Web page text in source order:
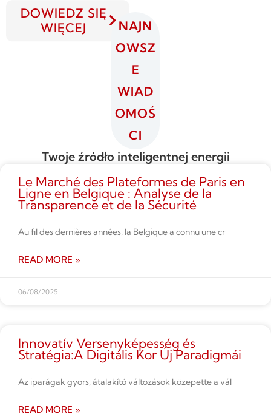
DOWIEDZ SIĘ
WIĘCEJ
NAJN
OWSZ
E
WIAD
OMOŚ
CI
Twoje źródło inteligentnej energii
Le Marché des Plateformes de Paris en
Ligne en Belgique : Analyse de la
Transparence et de la Sécurité
Au fil des dernières années, la Belgique a connu une cr
READ MORE »
06/08/2025
Innovatív Versenyképesség és
Stratégia:A Digitális Kor Új Paradigmái
Az iparágak gyors, átalakító változások közepette a vál
READ MORE »